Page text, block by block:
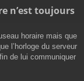
n’est toujours
horaire mais que
l’horloge du serveur
de lui communiquer